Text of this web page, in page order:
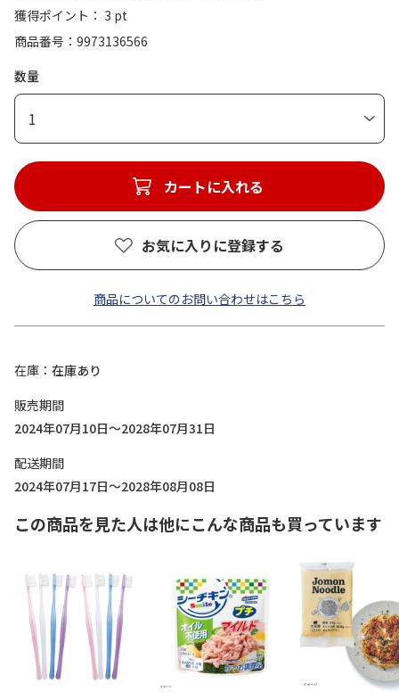
獲得ポイント： 3 pt
商品番号
9973136566
数量
1
カートに入れる
お気に入りに登録する
商品についてのお問い合わせはこちら
在庫
在庫あり
販売期間
2024年07月10日～2028年07月31日
配送期間
2024年07月17日～2028年08月08日
この商品を見た人は他にこんな商品も買っています